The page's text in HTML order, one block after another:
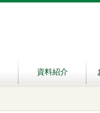
資料紹介